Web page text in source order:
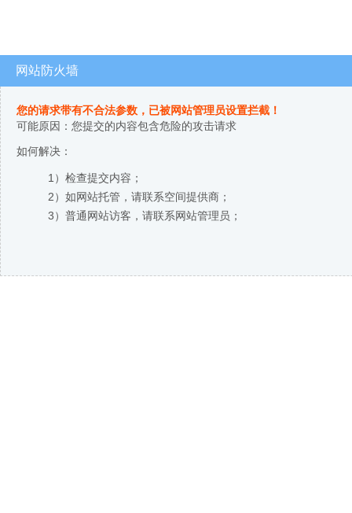
网站防火墙
您的请求带有不合法参数，已被网站管理员设置拦截！
可能原因：您提交的内容包含危险的攻击请求
如何解决：
1）检查提交内容；
2）如网站托管，请联系空间提供商；
3）普通网站访客，请联系网站管理员；